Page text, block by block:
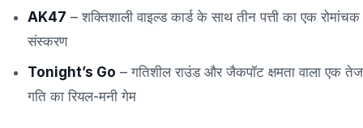
AK47 – शक्तिशाली वाइल्ड कार्ड के साथ तीन पत्ती का एक रोमांचक
संस्करण
Tonight’s Go – गतिशील राउंड और जैकपॉट क्षमता वाला एक तेज
गति का रियल-मनी गेम